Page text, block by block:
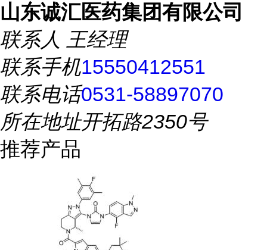
山东诚汇医药集团有限公司
联系人 王经理
联系手机15550412551
联系电话0531-58897070
所在地址开拓路2350号
推荐产品